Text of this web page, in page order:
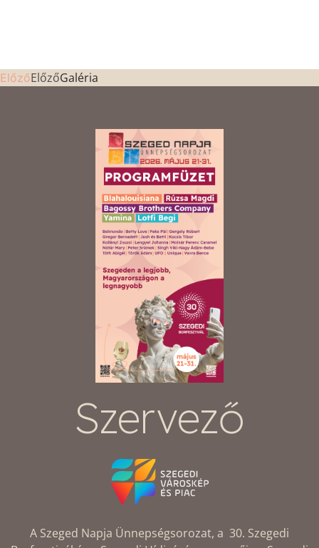
ElőzőElőzőGaléria
Szervező
A Szeged Napja Ünnepségsorozat, a 30. Szegedi